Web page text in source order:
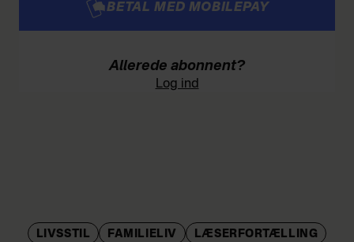
BETAL MED MOBILEPAY
Allerede abonnent?
Log ind
LIVSSTIL FAMILIELIV LÆSERFORTÆLLING